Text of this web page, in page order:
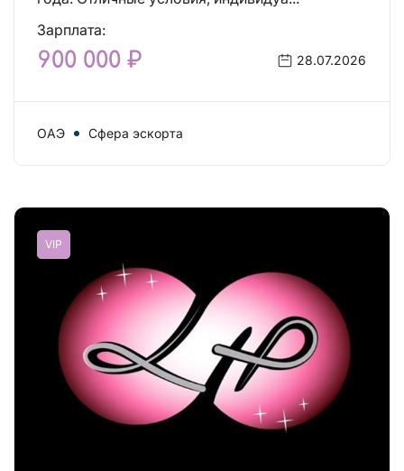
Зарплата:
900 000 ₽ 28.07.2026
ОАЭ Сфера эскорта
VIP